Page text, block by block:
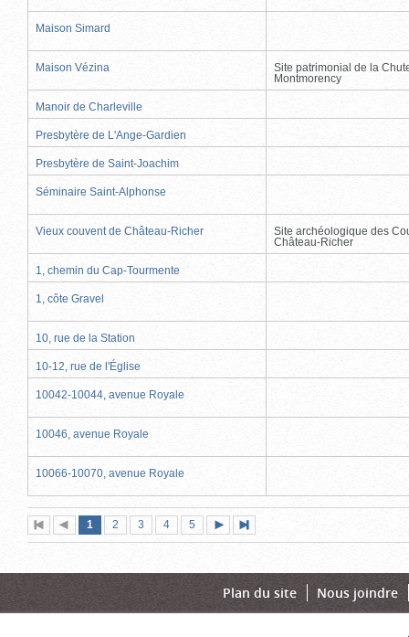
Maison Simard
Maison Vézina
Site patrimonial de la
Montmorency
Manoir de Charleville
Presbytère de L'Ange-Gardien
Presbytère de Saint-Joachim
Séminaire Saint-Alphonse
Vieux couvent de Château-Richer
Site archéologique des
Château-Richer
1, chemin du Cap-Tourmente
1, côte Gravel
10, rue de la Station
10-12, rue de l'Église
10042-10044, avenue Royale
10046, avenue Royale
10066-10070, avenue Royale
Première
page
Page
précédente
Page
1 (page
actuelle)
Page
2 Page
3 Page
4 Page
5
suivante
page
Plan du site Nous joindre